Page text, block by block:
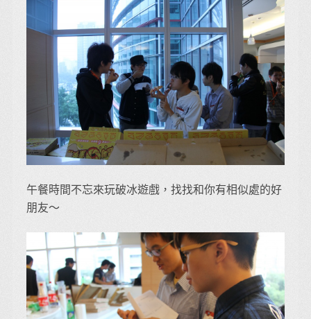
午餐時間不忘來玩破冰遊戲，找找和你有相似處的好
朋友～